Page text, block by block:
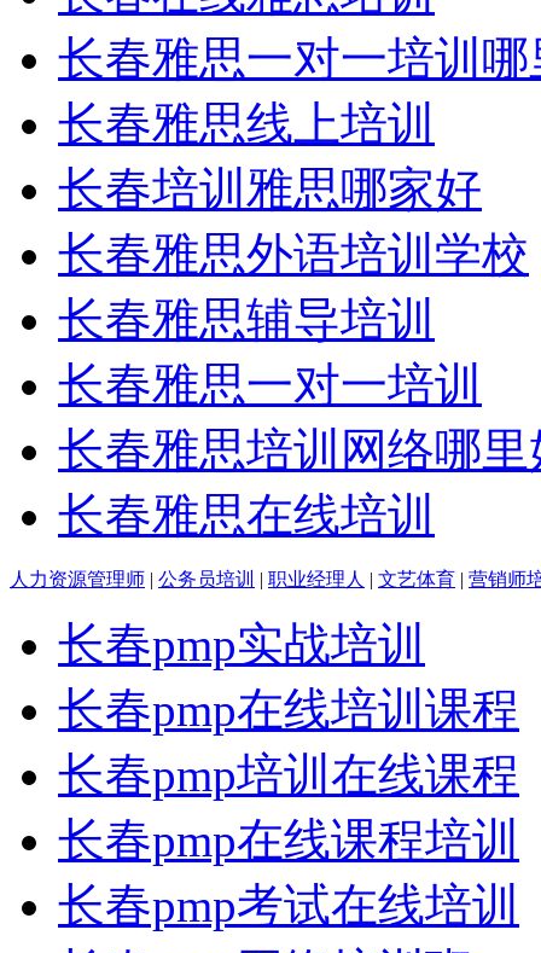
长春雅思一对一培训哪
长春雅思线上培训
长春培训雅思哪家好
长春雅思外语培训学校
长春雅思辅导培训
长春雅思一对一培训
长春雅思培训网络哪里
长春雅思在线培训
人力资源管理师 | 公务员培训 | 职业经理人 | 文艺体育 | 营销师
长春pmp实战培训
长春pmp在线培训课程
长春pmp培训在线课程
长春pmp在线课程培训
长春pmp考试在线培训